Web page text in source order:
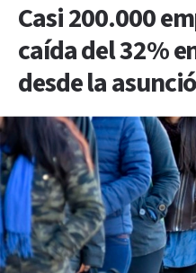
Casi 200.000
caída del 32%
desde la